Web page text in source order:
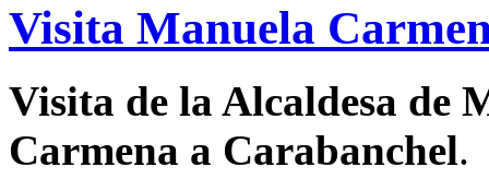
Visita Manuela
Visita de la Alcaldesa de
Carmena a Carabanchel.